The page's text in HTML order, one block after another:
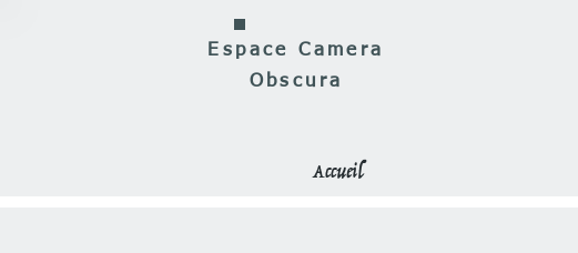
Espace Camera
Obscura
Accueil